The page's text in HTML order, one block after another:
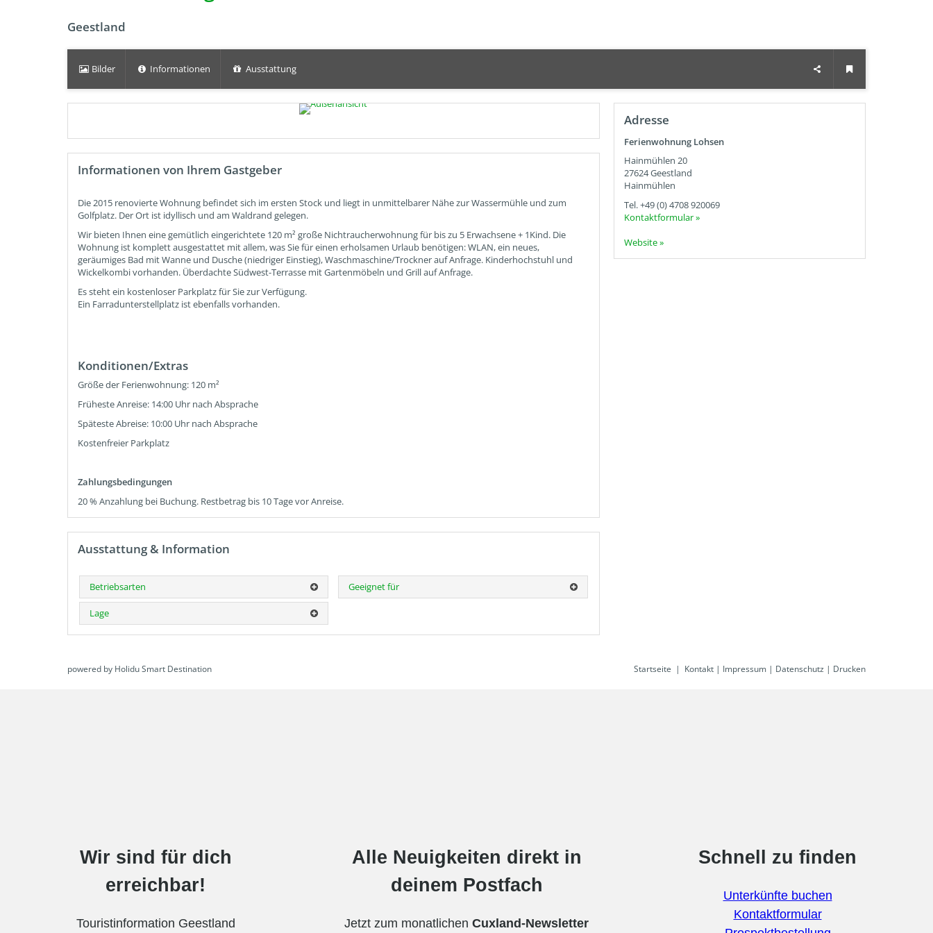
Geestland
Bilder Informationen Ausstattung
Informationen von Ihrem Gastgeber
Die 2015 renovierte Wohnung befindet sich im ersten Stock und liegt in unmittelbarer Nähe zur Wassermühle und zum
Golfplatz. Der Ort ist idyllisch und am Waldrand gelegen.
Wir bieten Ihnen eine gemütlich eingerichtete 120 m² große Nichtraucherwohnung für bis zu 5 Erwachsene + 1Kind. Die
Wohnung ist komplett ausgestattet mit allem, was Sie für einen erholsamen Urlaub benötigen: WLAN, ein neues,
geräumiges Bad mit Wanne und Dusche (niedriger Einstieg), Waschmaschine/Trockner auf Anfrage. Kinderhochstuhl und
Wickelkombi vorhanden. Überdachte Südwest-Terrasse mit Gartenmöbeln und Grill auf Anfrage.
Es steht ein kostenloser Parkplatz für Sie zur Verfügung.
Ein Farradunterstellplatz ist ebenfalls vorhanden.
Konditionen/Extras
Größe der Ferienwohnung: 120 m²
Früheste Anreise: 14:00 Uhr nach Absprache
Späteste Abreise: 10:00 Uhr nach Absprache
Kostenfreier Parkplatz
Zahlungsbedingungen
20 % Anzahlung bei Buchung. Restbetrag bis 10 Tage vor Anreise.
Ausstattung & Information
Betriebsarten Geeignet für
Lage
Adresse
Ferienwohnung Lohsen
Hainmühlen 20
27624Geestland
Hainmühlen
Tel.+49 (0) 4708 920069
Kontaktformular »
Website »
Startseite | Kontakt | Impressum | Datenschutz | Drucken
powered by Holidu Smart Destination
Wir sind für dich
erreichbar!
Touristinformation Geestland
Alle Neuigkeiten direkt in
deinem Postfach
Jetzt zum monatlichen Cuxland-Newsletter
Schnell zu finden
Unterkünfte buchen
Kontaktformular